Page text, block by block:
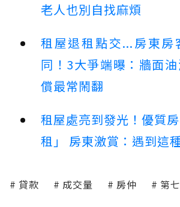
老人也別自找麻煩
租屋退租點交...房東房
同！3大爭端曝：牆面
償最常鬧翻
租屋處亮到發光！優質
租」 房東激賞：遇到這
貸款 成交量 房仲 第